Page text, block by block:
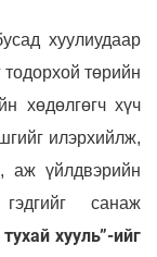
хуулиудаар
төрийн
хөдөлгөгч хүч
илэрхийлж,
аж үйлдвэрийн
санаж
хууль”-ийг